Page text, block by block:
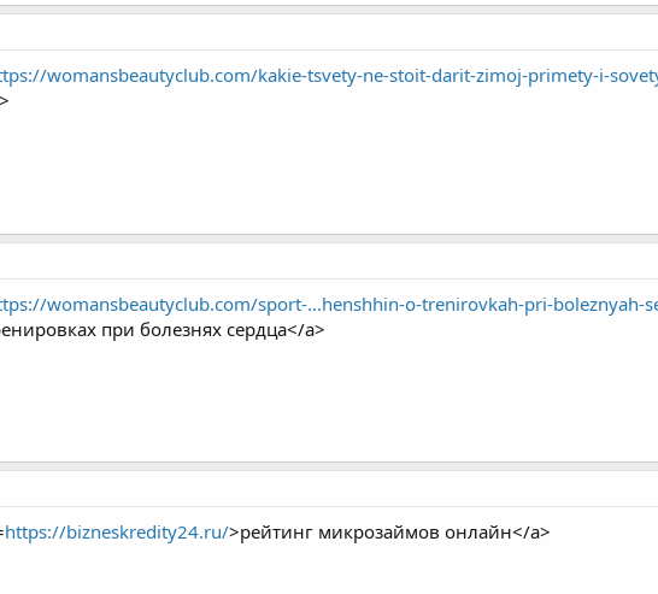
womansbeautyclub.com/kakie-tsvety-ne-stoit-darit-zimoj-primety-i-
womansbeautyclub.com/sport-...henshhin-o-trenirovkah-pri-boleznyah-
при болезнях сердца</a>
https://bizneskredity24.ru/>рейтинг микрозаймов онлайн</a>